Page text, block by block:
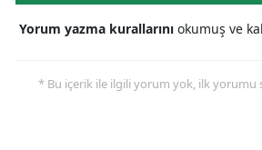
Yorum yazma kurallarını okumuş ve
* Bu içerik ile ilgili yorum yok, ilk yorumu